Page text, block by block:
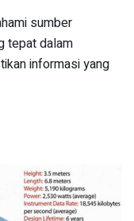
sumber
tepat dalam
informasi yang